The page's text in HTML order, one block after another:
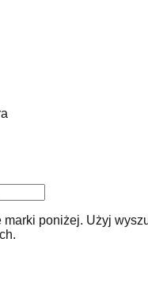
marki poniżej. Użyj